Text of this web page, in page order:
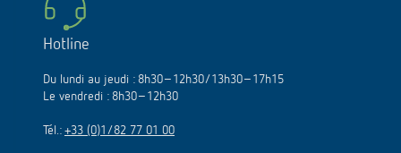
Hotline
Du lundi au jeudi : 8h30–12h30/13h30–17h15
Le vendredi : 8h30–12h30
Tél.: +33 (0)1/82 77 01 00